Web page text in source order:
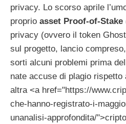
privacy. Lo scorso aprile
proprio asset Proof-of-Stake
privacy (ovvero il token
sul progetto, lancio
sorti alcuni problemi prima
nate accuse di plagio rispetto
altra <a href="https://
che-hanno-registrato-i-
unanalisi-approfondita/